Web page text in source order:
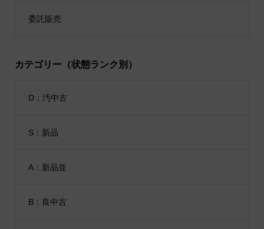
委託販売
カテゴリー（状態ランク別）
D：汚中古
S：新品
A：新品並
B：良中古